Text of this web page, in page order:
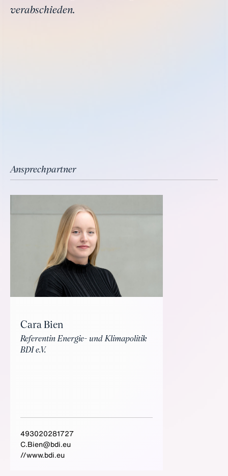
verabschieden.
Ansprechpartner
Cara Bien
Referentin Energie- und Klimapolitik
BDI e.V.
493020281727
C.Bien@bdi.eu
//www.bdi.eu